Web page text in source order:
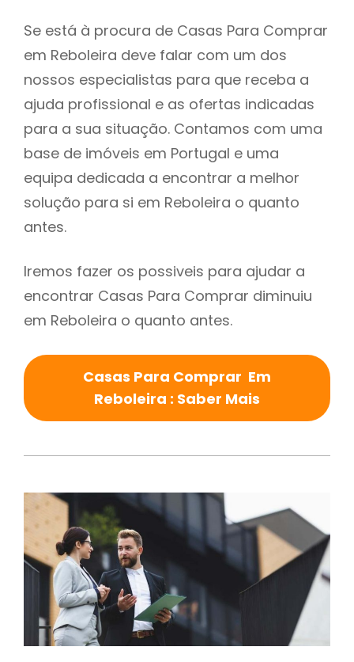
Se está à procura de Casas Para Comprar
em Reboleira deve falar com um dos
nossos especialistas para que receba a
ajuda profissional e as ofertas indicadas
para a sua situação. Contamos com uma
base de imóveis em Portugal e uma
equipa dedicada a encontrar a melhor
solução para si em Reboleira o quanto
antes.
Iremos fazer os possiveis para ajudar a
encontrar Casas Para Comprar diminuiu
em Reboleira o quanto antes.
Casas Para Comprar Em
Reboleira : Saber Mais